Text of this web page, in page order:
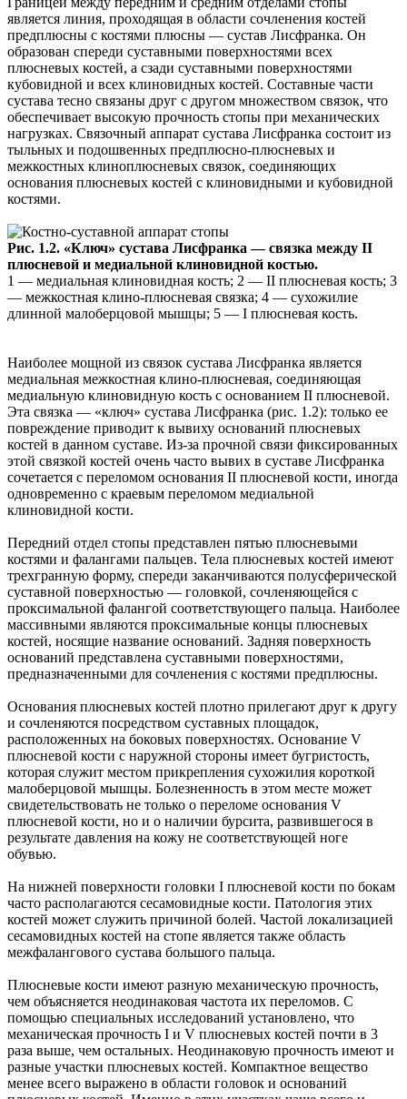
является линия, проходящая в области сочленения костей
предплюсны с костями плюсны — сустав Лисфранка. Он
образован спереди суставными поверхностями всех
плюсневых костей, а сзади суставными поверхностями
кубовидной и всех клиновидных костей. Составные части
сустава тесно связаны друг с другом множеством связок, что
обеспечивает высокую прочность стопы при механических
нагрузках. Связочный аппарат сустава Лисфранка состоит из
тыльных и подошвенных предплюсно-плюсневых и
межкостных клиноплюсневых связок, соединяющих
основания плюсневых костей с клиновидными и кубовидной
костями.
Рис. 1.2. «Ключ» сустава Лисфранка — связка между II
плюсневой и медиальной клиновидной костью.
1 — медиальная клиновидная кость; 2 — II плюсневая кость; 3
— межкостная клино-плюсневая связка; 4 — сухожилие
длинной малоберцовой мышцы; 5 — I плюсневая кость.
Наиболее мощной из связок сустава Лисфранка является
медиальная межкостная клино-плюсневая, соединяющая
медиальную клиновидную кость с основанием II плюсневой.
Эта связка — «ключ» сустава Лисфранка (рис. 1.2): только ее
повреждение приводит к вывиху оснований плюсневых
костей в данном суставе. Из-за прочной связи фиксированных
этой связкой костей очень часто вывих в суставе Лисфранка
сочетается с переломом основания II плюсневой кости, иногда
одновременно с краевым переломом медиальной
клиновидной кости.
Передний отдел стопы представлен пятью плюсневыми
костями и фалангами пальцев. Тела плюсневых костей имеют
трехгранную форму, спереди заканчиваются полусферической
суставной поверхностью — головкой, сочленяющейся с
проксимальной фалангой соответствующего пальца. Наиболее
массивными являются проксимальные концы плюсневых
костей, носящие название оснований. Задняя поверхность
оснований представлена суставными поверхностями,
предназначенными для сочленения с костями предплюсны.
Основания плюсневых костей плотно прилегают друг к другу
и сочленяются посредством суставных площадок,
расположенных на боковых поверхностях. Основание V
плюсневой кости с наружной стороны имеет бугристость,
которая служит местом прикрепления сухожилия короткой
малоберцовой мышцы. Болезненность в этом месте может
свидетельствовать не только о переломе основания V
плюсневой кости, но и о наличии бурсита, развившегося в
результате давления на кожу не соответствующей ноге
обувью.
На нижней поверхности головки I плюсневой кости по бокам
часто располагаются сесамовидные кости. Патология этих
костей может служить причиной болей. Частой локализацией
сесамовидных костей на стопе является также область
межфалангового сустава большого пальца.
Плюсневые кости имеют разную механическую прочность,
чем объясняется неодинаковая частота их переломов. С
помощью специальных исследований установлено, что
механическая прочность I и V плюсневых костей почти в 3
раза выше, чем остальных. Неодинаковую прочность имеют и
разные участки плюсневых костей. Компактное вещество
менее всего выражено в области головок и оснований